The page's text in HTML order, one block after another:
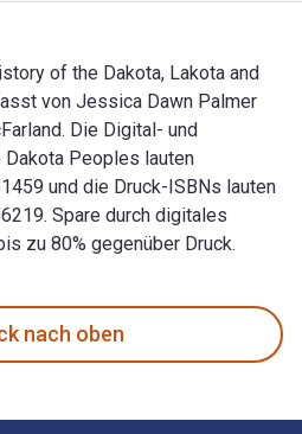
of the Dakota, Lakota and
von Jessica Dawn Palmer
Die Digital- und
Peoples lauten
und die Druck-ISBNs lauten
Spare durch digitales
zu 80% gegenüber Druck.
nach oben